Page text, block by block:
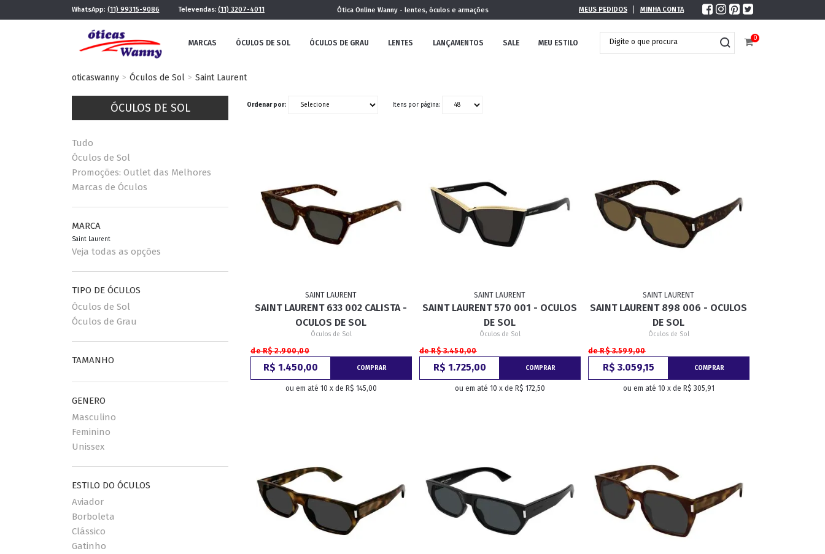
WhatsApp: (11) 99315-9086 Televendas: (11) 3207-4011 Ótica Online Wanny - lentes, óculos e armações MEUS PEDIDOS MINHA CONTA
MARCAS ÓCULOS DE SOL ÓCULOS DE GRAU LENTES LANÇAMENTOS SALE MEU ESTILO
0
MASCULINO FEMININO
COLEÇÃO
POR ESTILO
ESPORTIVO RETRÔ MÁSCARA BORBOLETA CAÇADOR GATINHO
oticaswanny Óculos de Sol Saint Laurent
ÓCULOS DE SOL
Tudo
Óculos de Sol
Promoções: Outlet das Melhores
Marcas de Óculos
MARCA
Saint Laurent
Veja todas as opções
TIPO DE ÓCULOS
Óculos de Sol
Óculos de Grau
TAMANHO
GENERO
Masculino
Feminino
Unissex
ESTILO DO ÓCULOS
Aviador
Borboleta
Clássico
Gatinho
Ordenar por: Itens por página:
SAINT LAURENT
SAINT LAURENT 633 002 CALISTA -
OCULOS DE SOL
Óculos de Sol
de R$ 2.900,00
R$ 1.450,00 COMPRAR
ou em até 10 x de R$ 145,00
SAINT LAURENT
SAINT LAURENT 570 001 - OCULOS
DE SOL
Óculos de Sol
de R$ 3.450,00
R$ 1.725,00 COMPRAR
ou em até 10 x de R$ 172,50
SAINT LAURENT
SAINT LAURENT 898 006 - OCULOS
DE SOL
Óculos de Sol
de R$ 3.599,00
R$ 3.059,15 COMPRAR
ou em até 10 x de R$ 305,91